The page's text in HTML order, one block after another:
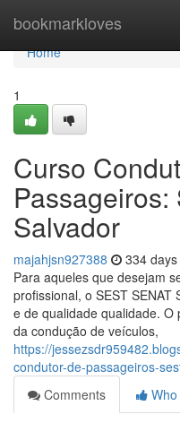
bookmarkloves
Home
Home
1
Curso
Passageiros:
Salvador
majahjsn927388 334
Para aqueles que desejam
profissional, o SEST
e de qualidade qualidade.
da condução de veículos,
https://
condutor-de-passageiros-
Comments